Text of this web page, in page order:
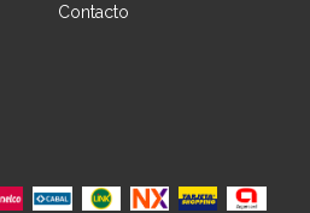
Contacto